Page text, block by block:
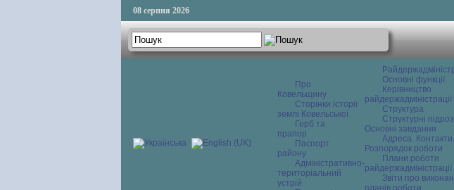
08 серпня 2026
Про
Ковельщину
Сторінки історії
землі Ковельської
Герб та
прапор
Паспорт
району
Адміністративно-
територіальний
устрій
Основні функції
Керівництво
райдержадміністрації
Структура
Структурні
Основні завдання
Адреса. Контакти.
Розпорядок роботи
Плани роботи
райдержадміністрації
Звіти про
планів роботи